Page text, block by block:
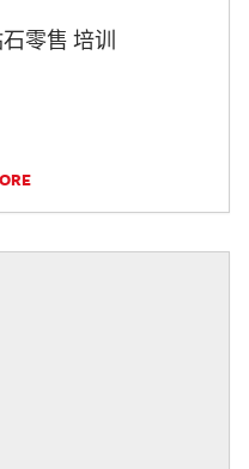
石零售 培训